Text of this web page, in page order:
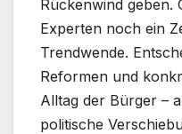
Rückenwind geben.
Experten noch ein
Trendwende.
Reformen und
Alltag der Bürger –
politische